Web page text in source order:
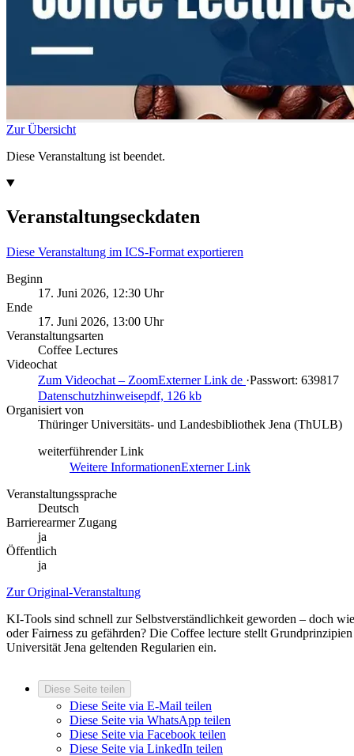
Zur Übersicht
Diese Veranstaltung ist beendet.
Veranstaltungseckdaten
Diese Veranstaltung im ICS-Format exportieren
Beginn
17. Juni 2026, 12:30 Uhr
Ende
17. Juni 2026, 13:00 Uhr
Veranstaltungsarten
Coffee Lectures
Videochat
Zum Videochat – ZoomExterner Link de ·Passwort: 639817
Datenschutzhinweisepdf, 126 kb
Organisiert von
Thüringer Universitäts- und Landesbibliothek Jena (ThULB)
weiterführender Link
Weitere InformationenExterner Link
Veranstaltungssprache
Deutsch
Barrierearmer Zugang
ja
Öffentlich
ja
Zur Original-Veranstaltung
KI-Tools sind schnell zur Selbstverständlichkeit geworden – doch
oder Fairness zu gefährden? Die Coffee lecture stellt
Universität Jena geltenden Regularien ein.
Diese Seite teilen
Diese Seite via E-Mail teilen
Diese Seite via WhatsApp teilen
Diese Seite via Facebook teilen
Diese Seite via LinkedIn teilen